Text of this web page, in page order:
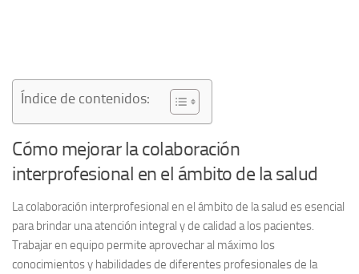
Índice de contenidos:
Cómo mejorar la colaboración
interprofesional en el ámbito de la salud
La colaboración interprofesional en el ámbito de la salud es esencial
para brindar una atención integral y de calidad a los pacientes.
Trabajar en equipo permite aprovechar al máximo los
conocimientos y habilidades de diferentes profesionales de la